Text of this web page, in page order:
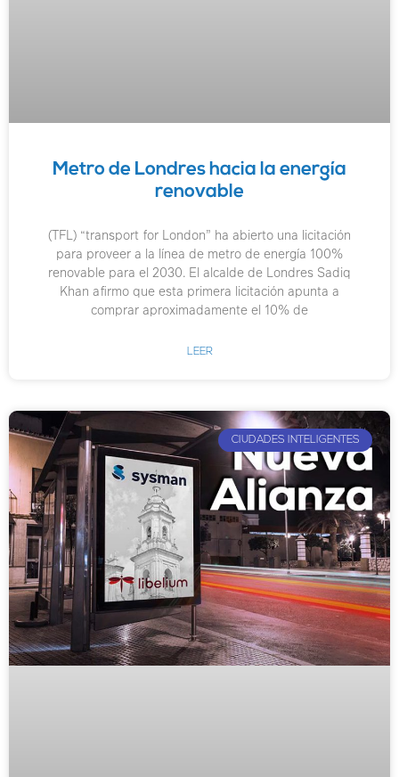
Metro de Londres hacia la energía
renovable
(TFL) “transport for London” ha abierto una licitación
para proveer a la línea de metro de energía 100%
renovable para el 2030. El alcalde de Londres Sadiq
Khan afirmo que esta primera licitación apunta a
comprar aproximadamente el 10% de
LEER
CIUDADES INTELIGENTES